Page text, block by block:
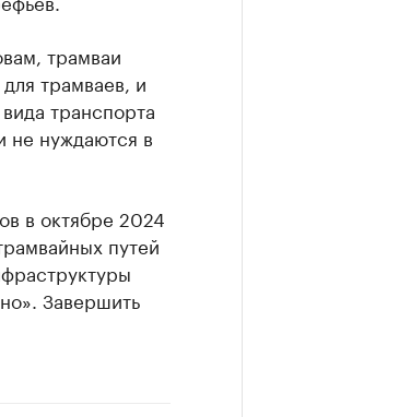
трамваи
трамваев, и
транспорта
не нуждаются в
в октябре 2024
путей
Завершить